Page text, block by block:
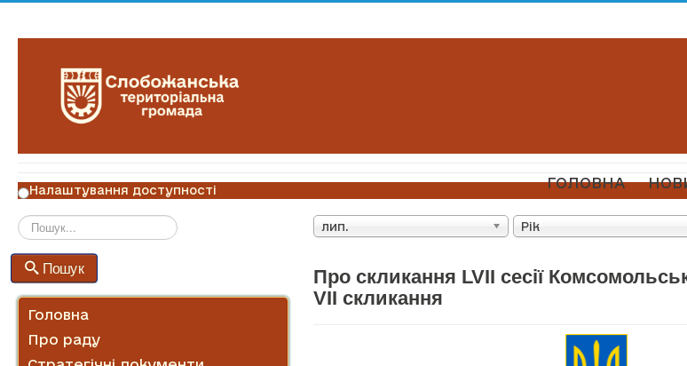
ГОЛОВНА
Налаштування доступності
Пошук
Головна
Про раду
лип. Рік
Про скликання LVII сесії
VII скликання